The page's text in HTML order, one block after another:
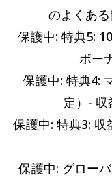
のよくあ
保護中: 特典5:
ボー
保護中: 特典4:
定）- 収
保護中: 特典3:
保護中: グロー
記
事
ー